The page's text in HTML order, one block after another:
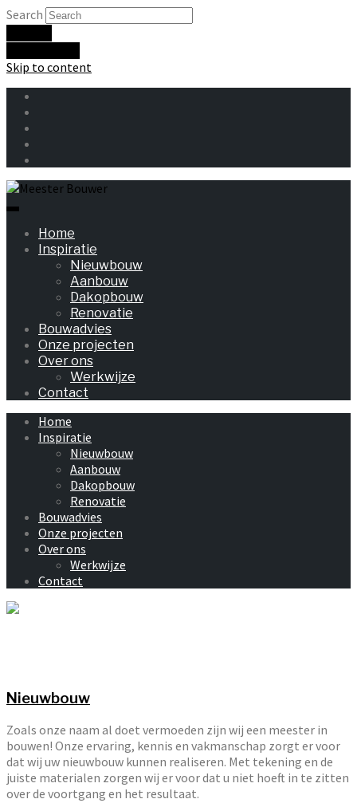
Search
Skip to content
Home
Inspiratie
Nieuwbouw
Aanbouw
Dakopbouw
Renovatie
Bouwadvies
Onze projecten
Over ons
Werkwijze
Contact
Home
Inspiratie
Nieuwbouw
Aanbouw
Dakopbouw
Renovatie
Bouwadvies
Onze projecten
Over ons
Werkwijze
Contact
Nieuwbouw
Zoals onze naam al doet vermoeden zijn wij een meester in
bouwen! Onze ervaring, kennis en vakmanschap zorgt er voor
dat wij uw nieuwbouw kunnen realiseren. Met tekening en de
juiste materialen zorgen wij er voor dat u niet hoeft in te zitten
over de voortgang en het resultaat.